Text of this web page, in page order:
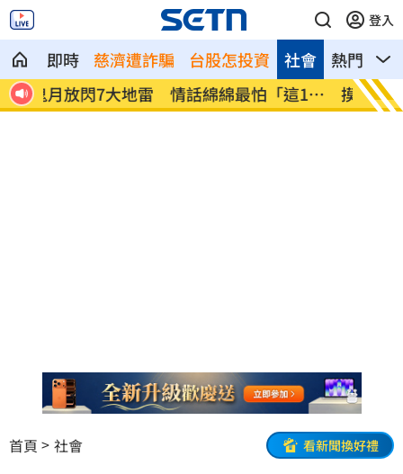
登入
即時 慈濟遭詐騙 台股怎投資 熱門 影
社會
摸胸涉性騷遭撤職！教官提告教育部勝訴
熊本
暴
首頁 社會 看新聞換好禮